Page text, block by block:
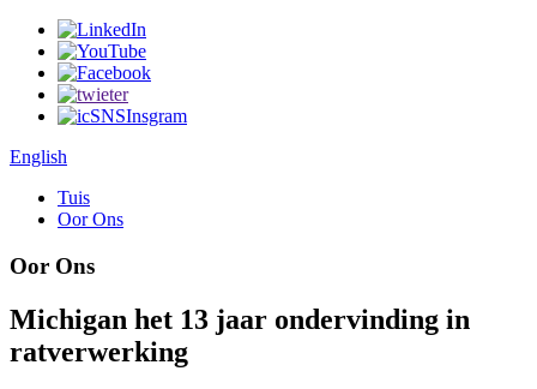
English
Tuis
Oor Ons
Oor Ons
Michigan het 13 jaar ondervinding in
ratverwerking